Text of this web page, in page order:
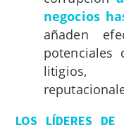
negocios
añaden
potenciales
litigios,
LOS LÍDERES DE